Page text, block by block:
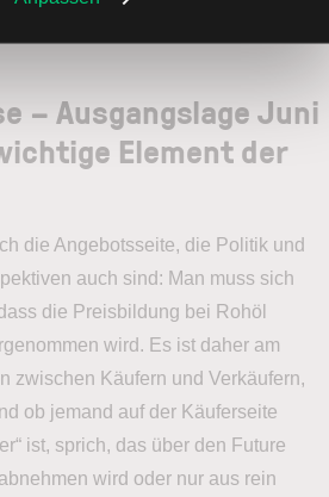
wartet.
– Ausgangslage Juni
Element der
die Angebotsseite, die Politik und
auch sind: Man muss sich
die Preisbildung bei Rohöl
wird. Es ist daher am
zwischen Käufern und Verkäufern,
ob jemand auf der Käuferseite
ist, sprich, das über den Future
wird oder nur aus rein